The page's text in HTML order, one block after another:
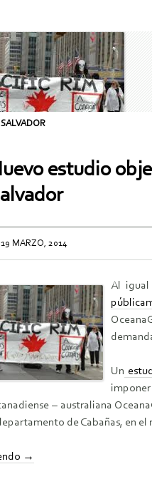
SALVADOR
estudio
19 MARZO, 2014
Al igual
Un
– australiana
de Cabañas, en
→